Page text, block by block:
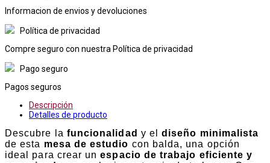
Informacion de envios y devoluciones
Política de privacidad
Compre seguro con nuestra Política de privacidad
Pago seguro
Pagos seguros
Descripción
Detalles de producto
Descubre la funcionalidad y eldiseño minimalista
de esta mesa de estudio con balda, una opción
ideal para crear unespacio de trabajo eficiente y